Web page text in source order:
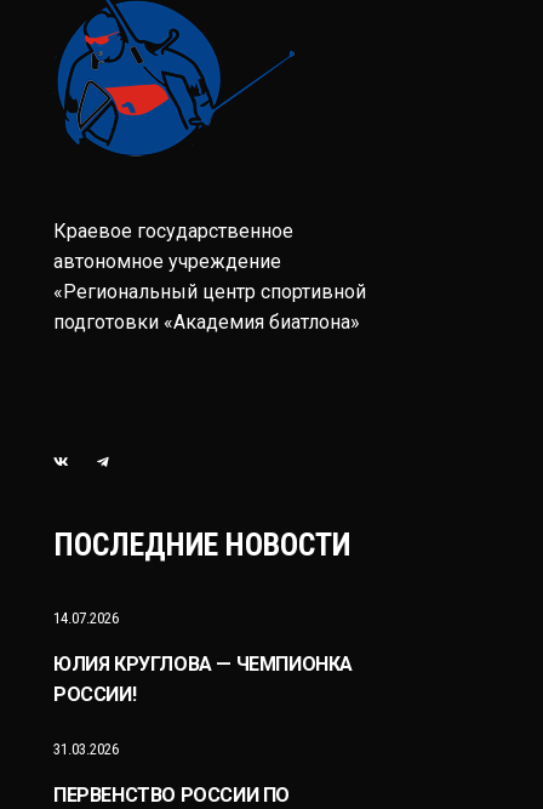
Краевое государственное
автономное учреждение
«Региональный центр спортивной
подготовки «Академия биатлона»
ПОСЛЕДНИЕ НОВОСТИ
14.07.2026
ЮЛИЯ КРУГЛОВА — ЧЕМПИОНКА
РОССИИ!
31.03.2026
ПЕРВЕНСТВО РОССИИ ПО